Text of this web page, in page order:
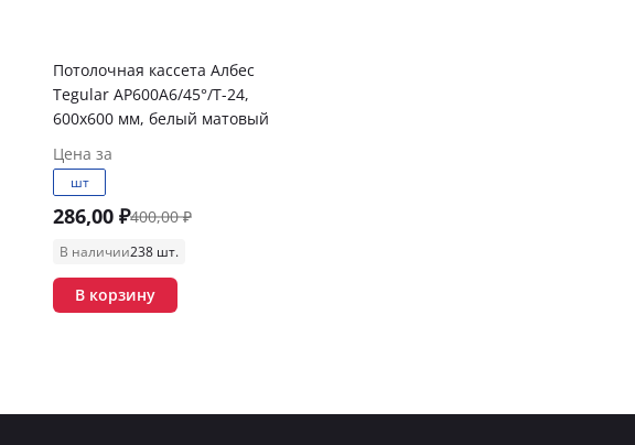
Потолочная кассета Албес
Tegular AP600A6/45°/Т-24,
600х600 мм, белый матовый
Цена за
шт
286,00 ₽400,00 ₽
В наличии238 шт.
В корзину